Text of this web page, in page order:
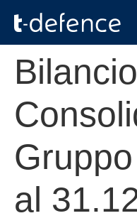
Bilancio
al